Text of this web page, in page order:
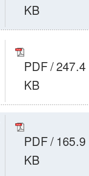
KB
PDF/247.4
KB
PDF/ 165.9
KB